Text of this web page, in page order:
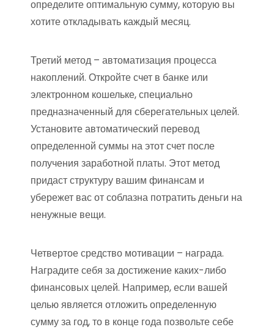
определите оптимальную сумму, которую вы
хотите откладывать каждый месяц.
Третий метод – автоматизация процесса
накоплений. Откройте счет в банке или
электронном кошельке, специально
предназначенный для сберегательных целей.
Установите автоматический перевод
определенной суммы на этот счет после
получения заработной платы. Этот метод
придаст структуру вашим финансам и
убережет вас от соблазна потратить деньги на
ненужные вещи.
Четвертое средство мотивации – награда.
Наградите себя за достижение каких-либо
финансовых целей. Например, если вашей
целью является отложить определенную
сумму за год, то в конце года позвольте себе